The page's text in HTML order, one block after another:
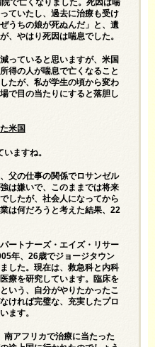
で亡くなりました。死因は喘
ていたし、過去に治療も受け
うちの娘が死ぬんだ」と、遺
、やはり死因は喘息でした。
っていると思いますが、米国
得の人が喘息で亡くなること
たが、私が学生の頃から変わ
で目の当たりにすると落胆し
米国
ますね。
父の仕事の関係でロサンゼル
は嫌いで、このままでは将来
したが、社会人になってから
は何だろうと考えた結果、22
ートナーズ・エイズ・リサー
年、26歳でジョージタウン
した。現在は、救急科と内科
療を研究しています。臨床を
いう、自分がやりたかったこ
ければ完璧な、充実したプロ
ます。
アフリカで治療に当たった